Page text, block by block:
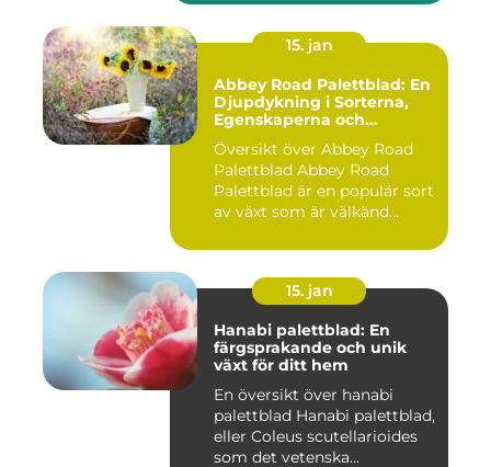
15. jan
Abbey Road Palettblad: En
Djupdykning i Sorterna,
Egenskaperna och
Historien
Översikt över Abbey Road
Palettblad Abbey Road
Palettblad är en populär sort
av växt som är välkänd...
15. jan
Hanabi palettblad: En
färgsprakande och unik
växt för ditt hem
En översikt över hanabi
palettblad Hanabi palettblad,
eller Coleus scutellarioides
som det vetenska...